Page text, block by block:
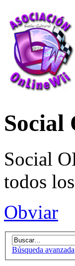
Social
Social
todos
Obviar
Búsqueda avanzada